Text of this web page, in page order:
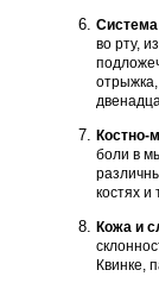
во рту,
Костно-
боли в
костях и
Кожа и
Квинке,